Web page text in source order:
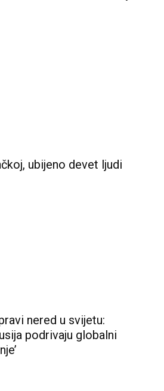
ubijeno devet ljudi
nered u svijetu:
podrivaju globalni